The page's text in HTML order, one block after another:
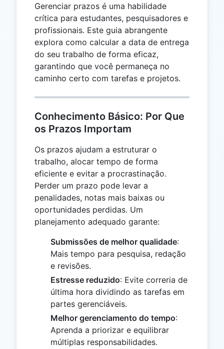
Gerenciar prazos é uma habilidade
crítica para estudantes, pesquisadores e
profissionais. Este guia abrangente
explora como calcular a data de entrega
do seu trabalho de forma eficaz,
garantindo que você permaneça no
caminho certo com tarefas e projetos.
Conhecimento Básico: Por Que
os Prazos Importam
Os prazos ajudam a estruturar o
trabalho, alocar tempo de forma
eficiente e evitar a procrastinação.
Perder um prazo pode levar a
penalidades, notas mais baixas ou
oportunidades perdidas. Um
planejamento adequado garante:
Submissões de melhor qualidade:
Mais tempo para pesquisa, redação
e revisões.
Estresse reduzido: Evite correria de
última hora dividindo as tarefas em
partes gerenciáveis.
Melhor gerenciamento do tempo:
Aprenda a priorizar e equilibrar
múltiplas responsabilidades.